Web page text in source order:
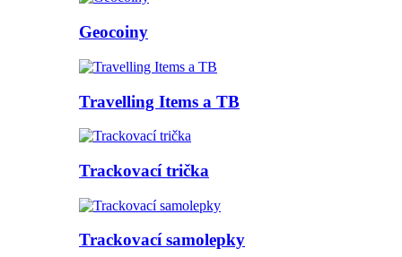
Geocoiny
Travelling Items a TB
Trackovací trička
Trackovací samolepky